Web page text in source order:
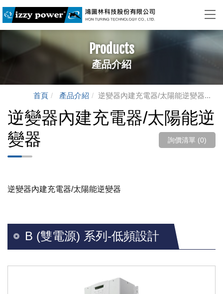
Products
產品介紹
首頁 產品介紹 逆變器內建充電器/太陽能逆變器...
逆變器內建充電器/太陽能逆
變器
詢價清單 (0)
逆變器內建充電器/太陽能逆變器
B (雙電源) 系列-低頻設計